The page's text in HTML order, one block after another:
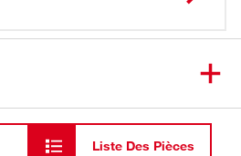
Liste Des Pièces